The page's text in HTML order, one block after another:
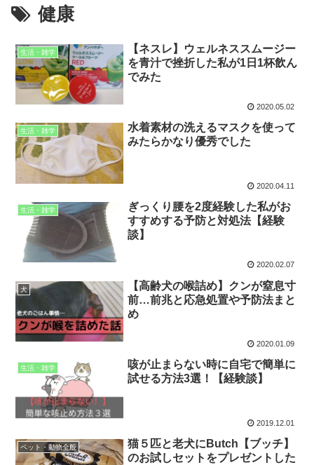
健康
生活・雑学
【ネスレ】ウェルネススムージー
を青汁で挫折した私が1日1杯飲ん
でみた
2020.05.02
生活・雑学
水着素材の洗えるマスクを使って
みたらかなり優秀でした
2020.04.11
生活・雑学
ぎっくり腰を2度経験した私がお
すすめする予防と対処法【経験
談】
2020.02.07
犬
【高齢犬の喉詰め】クンが窒息寸
前…前兆と応急処置や予防法まと
め
2020.01.09
生活・雑学
咳が止まらない時に自宅で簡単に
試せる方法3選！【経験談】
2019.12.01
ペット・動物全般
猫５匹と老犬にButch【ブッチ】
のお試しセットをプレゼントした